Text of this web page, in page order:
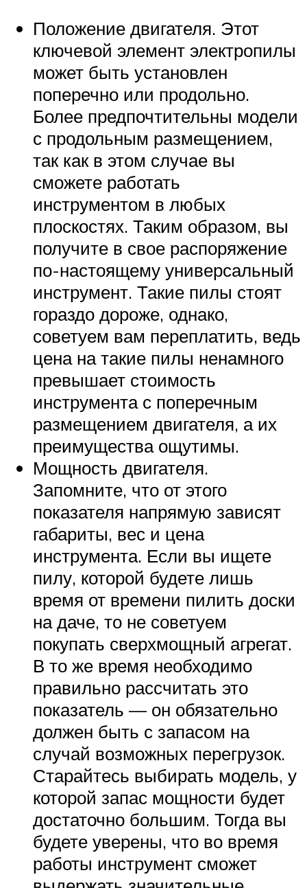
Положение двигателя. Этот
ключевой элемент электропилы
может быть установлен
поперечно или продольно.
Более предпочтительны модели
с продольным размещением,
так как в этом случае вы
сможете работать
инструментом в любых
плоскостях. Таким образом, вы
получите в свое распоряжение
по-настоящему универсальный
инструмент. Такие пилы стоят
гораздо дороже, однако,
советуем вам переплатить, ведь
цена на такие пилы ненамного
превышает стоимость
инструмента с поперечным
размещением двигателя, а их
преимущества ощутимы.
Мощность двигателя.
Запомните, что от этого
показателя напрямую зависят
габариты, вес и цена
инструмента. Если вы ищете
пилу, которой будете лишь
время от времени пилить доски
на даче, то не советуем
покупать сверхмощный агрегат.
В то же время необходимо
правильно рассчитать это
показатель — он обязательно
должен быть с запасом на
случай возможных перегрузок.
Старайтесь выбирать модель, у
которой запас мощности будет
достаточно большим. Тогда вы
будете уверены, что во время
работы инструмент сможет